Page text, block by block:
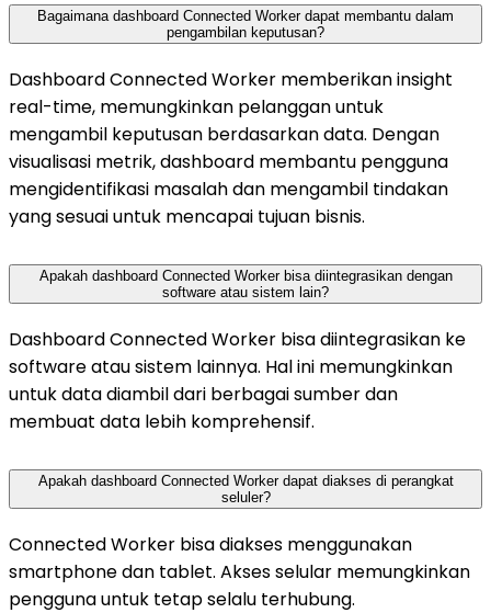
Bagaimana dashboard Connected Worker dapat membantu dalam
pengambilan keputusan?
Dashboard Connected Worker memberikan insight
real-time, memungkinkan pelanggan untuk
mengambil keputusan berdasarkan data. Dengan
visualisasi metrik, dashboard membantu pengguna
mengidentifikasi masalah dan mengambil tindakan
yang sesuai untuk mencapai tujuan bisnis.
Apakah dashboard Connected Worker bisa diintegrasikan dengan
software atau sistem lain?
Dashboard Connected Worker bisa diintegrasikan ke
software atau sistem lainnya. Hal ini memungkinkan
untuk data diambil dari berbagai sumber dan
membuat data lebih komprehensif.
Apakah dashboard Connected Worker dapat diakses di perangkat
seluler?
Connected Worker bisa diakses menggunakan
smartphone dan tablet. Akses selular memungkinkan
pengguna untuk tetap selalu terhubung.